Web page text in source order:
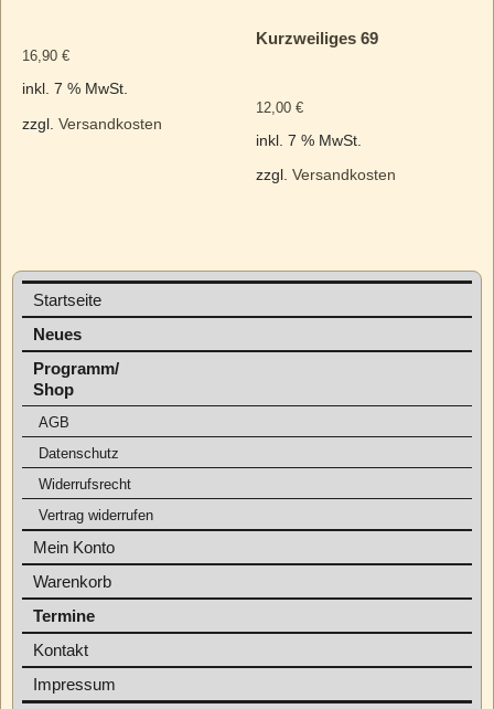
16,90 €
inkl. 7 % MwSt.
zzgl. Versandkosten
Kurzweiliges 69
12,00€
inkl. 7 % MwSt.
zzgl.Versandkosten
Startseite
Neues
Programm/
Shop
AGB
Datenschutz
Widerrufsrecht
Vertrag widerrufen
Mein Konto
Warenkorb
Termine
Kontakt
Impressum